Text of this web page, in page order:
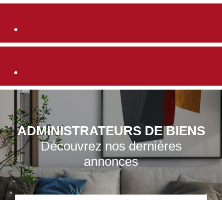
ADMINISTRATEURS DE BIENS
Découvrez nos dernières
annonces